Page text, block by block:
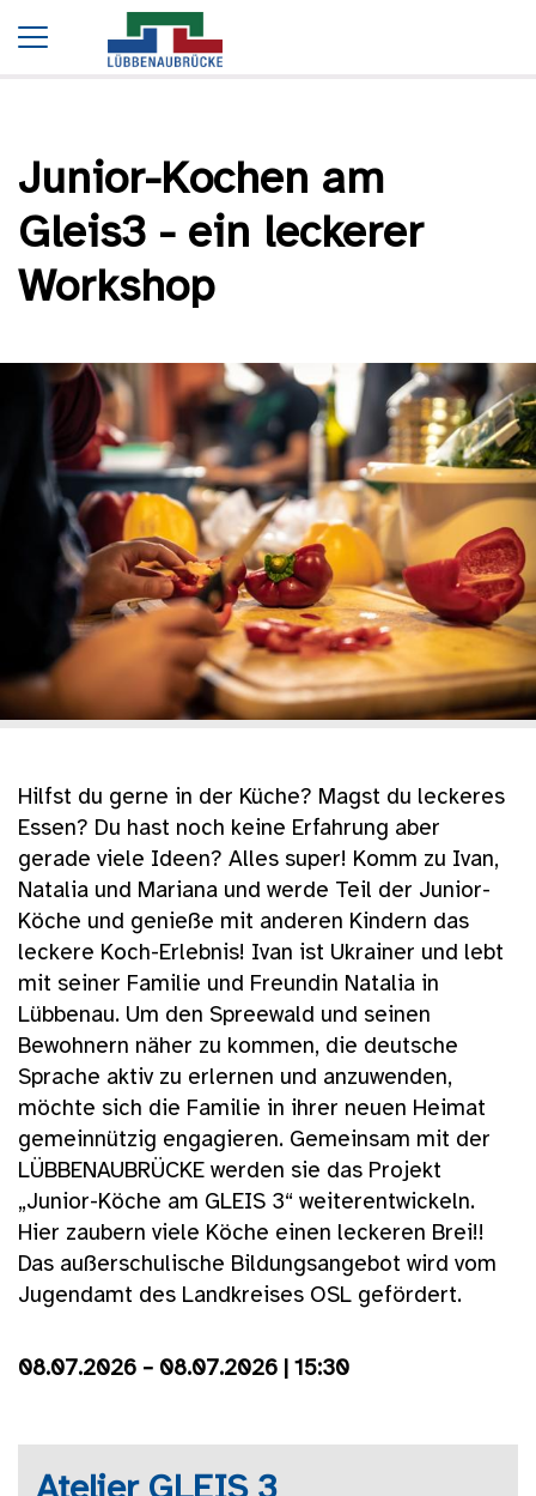
Startseite
Termine
Junior-Kochen am Gleis3 - ein leckerer Workshop
Junior-Kochen am
Gleis3 - ein leckerer
Workshop
Hilfst du gerne in der Küche? Magst du leckeres
Essen? Du hast noch keine Erfahrung aber
gerade viele Ideen? Alles super! Komm zu Ivan,
Natalia und Mariana und werde Teil der Junior-
Köche und genieße mit anderen Kindern das
leckere Koch-Erlebnis! Ivan ist Ukrainer und lebt
mit seiner Familie und Freundin Natalia in
Lübbenau. Um den Spreewald und seinen
Bewohnern näher zu kommen, die deutsche
Sprache aktiv zu erlernen und anzuwenden,
möchte sich die Familie in ihrer neuen Heimat
gemeinnützig engagieren. Gemeinsam mit der
LÜBBENAUBRÜCKE werden sie das Projekt
„Junior-Köche am GLEIS 3“ weiterentwickeln.
Hier zaubern viele Köche einen leckeren Brei!!
Das außerschulische Bildungsangebot wird vom
Jugendamt des Landkreises OSL gefördert.
08.07.2026 – 08.07.2026 | 15:30